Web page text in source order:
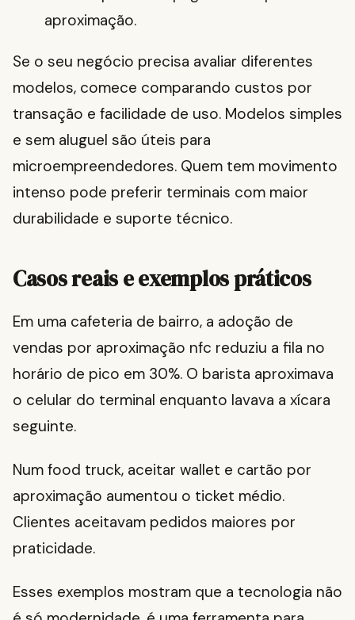
aproximação.
Se o seu negócio precisa avaliar diferentes
modelos, comece comparando custos por
transação e facilidade de uso. Modelos simples
e sem aluguel são úteis para
microempreendedores. Quem tem movimento
intenso pode preferir terminais com maior
durabilidade e suporte técnico.
Casos reais e exemplos práticos
Em uma cafeteria de bairro, a adoção de
vendas por aproximação nfc reduziu a fila no
horário de pico em 30%. O barista aproximava
o celular do terminal enquanto lavava a xícara
seguinte.
Num food truck, aceitar wallet e cartão por
aproximação aumentou o ticket médio.
Clientes aceitavam pedidos maiores por
praticidade.
Esses exemplos mostram que a tecnologia não